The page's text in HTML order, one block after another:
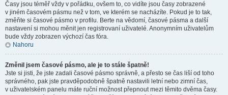
Časy jsou téměř vždy v pořádku, ovšem to, co vidíte jsou časy zobrazené
v jiném časovém pásmu než v tom, ve kterém se nacházíte. Pokud je to tak,
změňte si časové pásmo v profilu. Berte na vědomí, časové pásma a další
nastavení si mohou měnit jen registrovaní uživatelé. Anonymním uživatelům
bude vždy zobrazen výchozí čas fóra.
Nahoru
Změnil jsem časové pásmo, ale je to stále špatně!
Jste si jisti, že jste zadali časové pásmo správně, a přesto se čas liší od toho
správného, pak jste pravděpodobně špatně nastavili letní nebo zimní čas,
v uživatelském panelu máte ruční možnost přepnout mezi těmito dvěma časy.